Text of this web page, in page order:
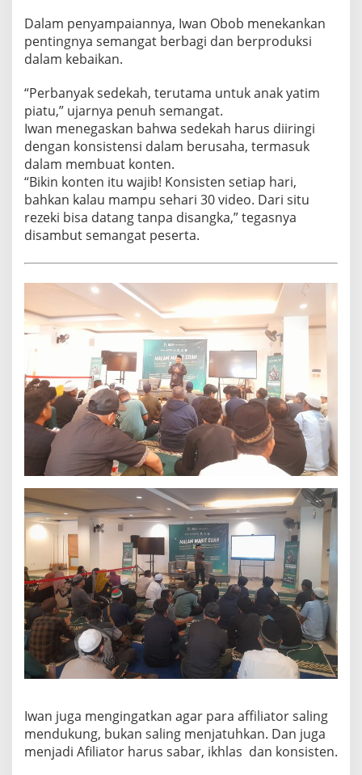
Dalam penyampaiannya, Iwan Obob menekankan
pentingnya semangat berbagi dan berproduksi
dalam kebaikan.
“Perbanyak sedekah, terutama untuk anak yatim
piatu,” ujarnya penuh semangat.
Iwan menegaskan bahwa sedekah harus diiringi
dengan konsistensi dalam berusaha, termasuk
dalam membuat konten.
“Bikin konten itu wajib! Konsisten setiap hari,
bahkan kalau mampu sehari 30 video. Dari situ
rezeki bisa datang tanpa disangka,” tegasnya
disambut semangat peserta.
Iwan juga mengingatkan agar para affiliator saling
mendukung, bukan saling menjatuhkan. Dan juga
menjadi Afiliator harus sabar, ikhlas dan konsisten.